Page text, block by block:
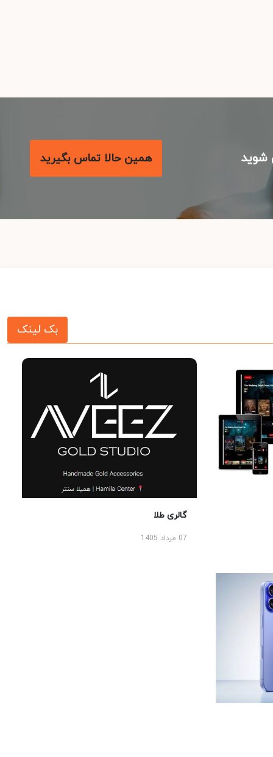
همین حالا تماس بگیرید
بک لینک
گالری طلا
07 مرداد 1405